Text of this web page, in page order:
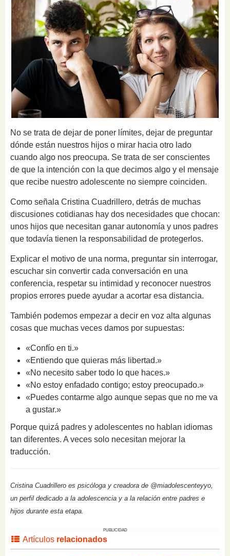
No se trata de dejar de poner límites, dejar de preguntar
dónde están nuestros hijos o mirar hacia otro lado
cuando algo nos preocupa. Se trata de ser conscientes
de que la intención con la que decimos algo y el mensaje
que recibe nuestro adolescente no siempre coinciden.
Como señala Cristina Cuadrillero, detrás de muchas
discusiones cotidianas hay dos necesidades que chocan:
unos hijos que necesitan ganar autonomía y unos padres
que todavía tienen la responsabilidad de protegerlos.
Explicar el motivo de una norma, preguntar sin interrogar,
escuchar sin convertir cada conversación en una
conferencia, respetar su intimidad y reconocer nuestros
propios errores puede ayudar a acortar esa distancia.
También podemos empezar a decir en voz alta algunas
cosas que muchas veces damos por supuestas:
«Confío en ti.»
«Entiendo que quieras más libertad.»
«No necesito saber todo lo que haces.»
«No estoy enfadado contigo; estoy preocupado.»
«Puedes contarme algo aunque sepas que no me va
a gustar.»
Porque quizá padres y adolescentes no hablan idiomas
tan diferentes. A veces solo necesitan mejorar la
traducción.
Cristina Cuadrillero es psicóloga y creadora de @miadolescenteyyo,
un perfil dedicado a la adolescencia y a la relación entre padres e
hijos durante esta etapa.
PUBLICIDAD
Artículos relacionados